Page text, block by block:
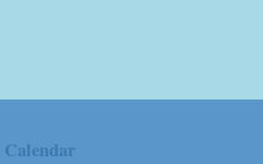
Calendar